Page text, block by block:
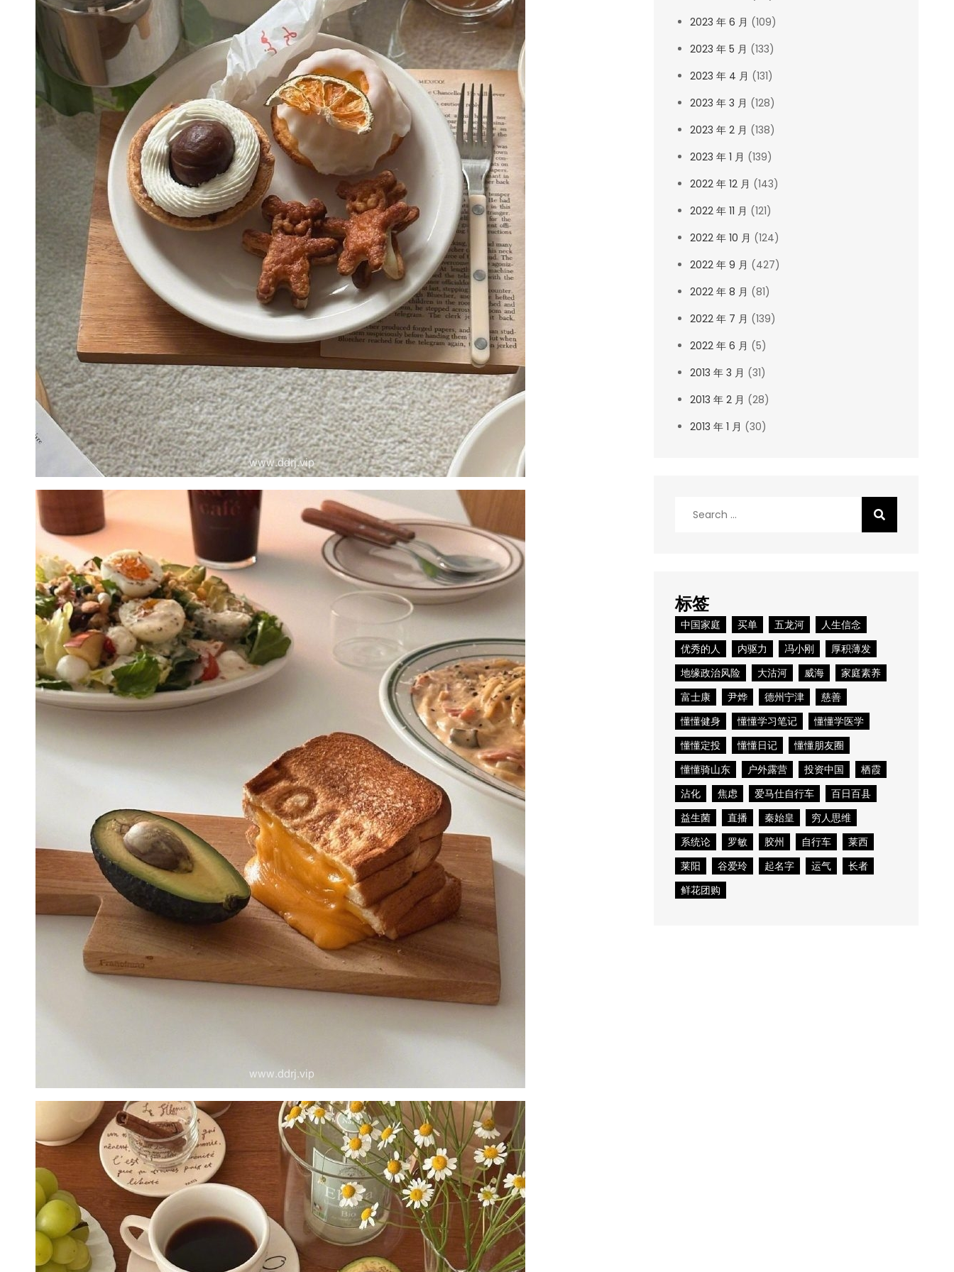
2023 年 6 月 (109)
2023 年 5 月 (133)
2023 年 4 月 (131)
2023 年 3 月 (128)
2023 年 2 月 (138)
2023 年 1 月 (139)
2022 年 12 月 (143)
2022 年 11 月 (121)
2022 年 10 月 (124)
2022 年 9 月 (427)
2022 年 8 月 (81)
2022 年 7 月 (139)
2022 年 6 月 (5)
2013 年 3 月 (31)
2013 年 2 月 (28)
2013 年 1 月 (30)
标签
中国家庭 买单 五龙河
人生信念
优秀的人
内驱力 冯小刚
厚积薄发
地缘政治风险
大沽河 威海
家庭素养
富士康
尹烨 德州宁津
慈善
懂懂健身
懂懂学习笔记
懂懂学医学
懂懂定投
懂懂日记
懂懂朋友圈
懂懂骑山东
户外露营 投资中国
栖霞
沾化
焦虑 爱马仕自行车
百日百县
益生菌
直播 秦始皇
穷人思维
系统论
罗敏 胶州 自行车
莱西
莱阳
谷爱玲 起名字 运气
长者
鲜花团购